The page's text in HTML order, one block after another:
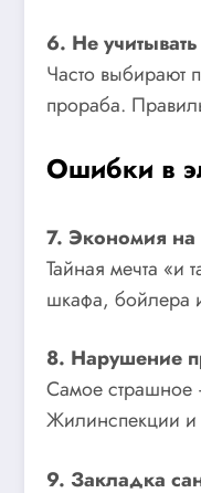
6. Не
Часто выбирают
прораба.
Ошибки в
7. Экономия на
Тайная мечта «и
шкафа, бойлера
8. Нарушение
Самое страшное
Жилинспекции и
9. Закладка